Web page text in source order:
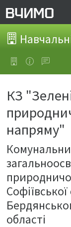
КЗ
напряму"
області